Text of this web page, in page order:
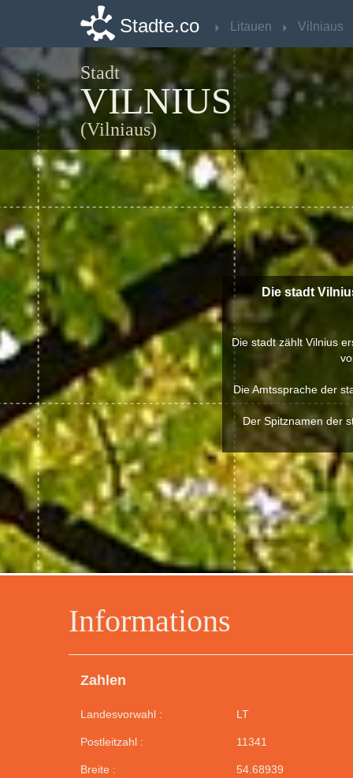
Stadte.co Litauen Vilniaus
Stadt
VILNIUS
(Vilniaus)
Informations
Zahlen
Landesvorwahl : LT
Postleitzahl : 11341
Breite : 54.68939
Die stadt
Die stadt zählt Vilnius
Die Amtssprache der
Der Spitznamen der
Stadte.co Litauen Vilniaus